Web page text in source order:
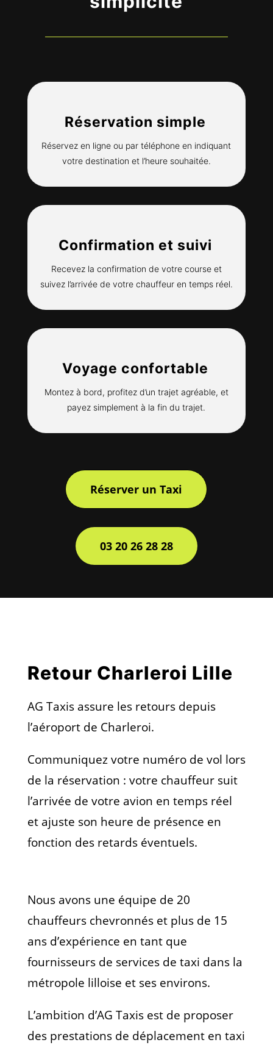
Réservation simple
Réservez en ligne ou par téléphone en indiquant
votre destination et l’heure souhaitée.
Confirmation et suivi
Recevez la confirmation de votre course et
suivez l’arrivée de votre chauffeur en temps réel.
Voyage confortable
Montez à bord, profitez d’un trajet agréable, et
payez simplement à la fin du trajet.
Réserver un Taxi
03 20 26 28 28
Retour Charleroi Lille
AG Taxis assure les retours depuis
l’aéroport de Charleroi.
Communiquez votre numéro de vol lors
de la réservation : votre chauffeur suit
l’arrivée de votre avion en temps réel
et ajuste son heure de présence en
fonction des retards éventuels.
Nous avons une équipe de 20
chauffeurs chevronnés et plus de 15
ans d’expérience en tant que
fournisseurs de services de taxi dans la
métropole lilloise et ses environs.
L’ambition d’AG Taxis est de proposer
des prestations de déplacement en taxi